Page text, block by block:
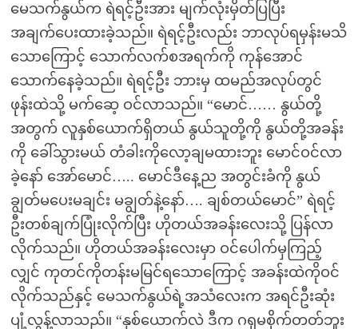
မေသက်နွယ်က ရဲရင့်ဦးအား မျက်လုံးမှိတ်ပြပြီး
အချက်ပေးထားခဲ့သည်။ ရဲရင့်ဦးလည်း ဘာလုပ်ရမှန်းမသိ
သောကြောင့် သောက်လက်စအရက်ကို ကုန်အောင်
သောက်နေခဲ့သည်။ ရဲရင့်ဦး ဘားမှ ထမည်အလုပ်တွင်
ဖုန်းထဲသို့ မက်ဆေ့ ဝင်လာသည်။ “မောင်…… နွယ်တို့
အတွက် လူနှစ်ယောက်ရှိတယ် နွယ်သူတို့ကို နွယ်တို့အခန်း
ကို ခေါ်သွားမယ် တံခါးကိုလော့ချမထားဘူး မောင်ဝင်လာ
ခဲ့နော် အော်မောင်….. မောင်ဒီနေ့ည အတွင်းခံကို နွယ်
ချွတ်မပေးမချင်း မချွတ်နဲ့နော်…. ချစ်တယ်မောင်” ရဲရင့်
ဦးတစ်ချက်ပြုံးလိုက်ပြီး ဟိုတယ်အခန်းလေးသို့ ပြန်လာ
လိုက်သည်။ ဟိုတယ်အခန်းလေးမှာ ဝင်ပေါက်မှကြည့်
လျှင် ကုတင်ကိုတန်းမမြင်ရသောကြောင့် အခန်းထဲကိုဝင်
လိုက်သည်နှင့် မေသက်နွယ်ရဲ့အသံလေးက အရင်ဦးဆုံး
ပျံ့လွန့်လာသည်။ “နှစ်ယောက်လဲ ဒီက ဂရုမစိုက်တတ်ဘူး